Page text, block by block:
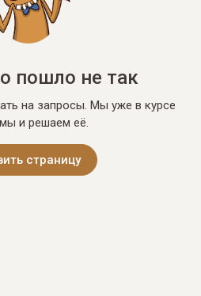
пошло не так
на запросы. Мы уже в курсе
и решаем её.
страницу